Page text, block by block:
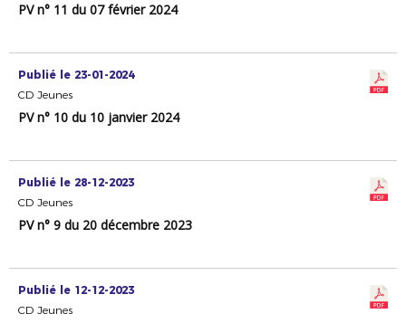
PV n° 11 du 07 février 2024
Publié le 23-01-2024
CD Jeunes
PV n° 10 du 10 janvier 2024
Publié le 28-12-2023
CD Jeunes
PV n° 9 du 20 décembre 2023
Publié le 12-12-2023
CD Jeunes